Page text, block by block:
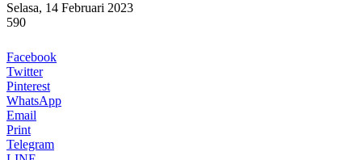
Selasa, 14 Februari 2023
590
Facebook
Twitter
Pinterest
WhatsApp
Email
Print
Telegram